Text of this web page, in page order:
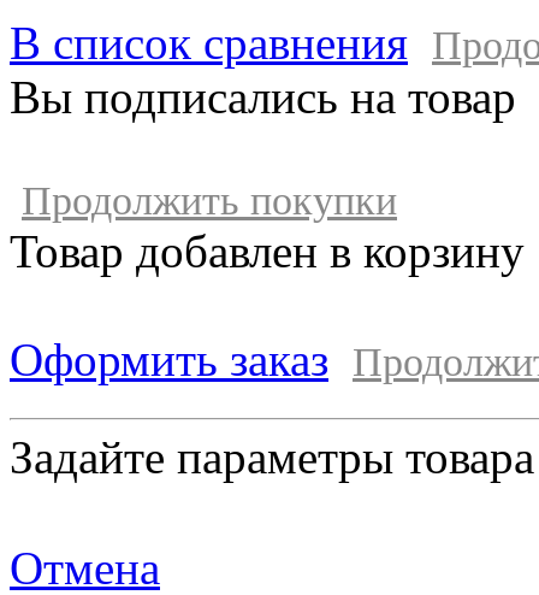
В список сравнения
Вы подписались на товар
Продолжить покупки
Товар добавлен в корзину
Оформить заказ
Задайте параметры товара
Отмена